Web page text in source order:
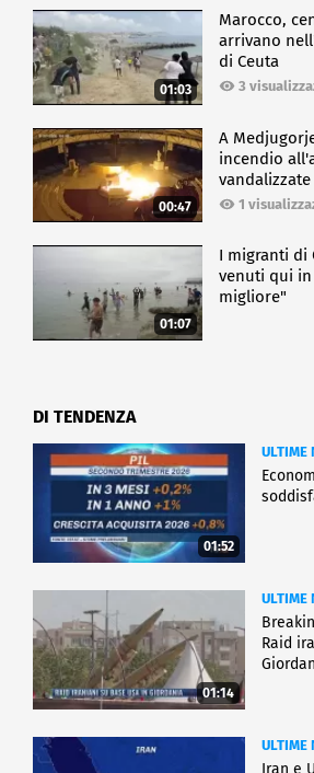
01:03
Marocco,
arrivano
di Ceuta
3
00:47
A
incendio
vandalizzate
1
01:07
I migranti di
venuti qui
migliore"
DI TENDENZA
01:52
ULTIME
01:14
ULTIME
Raid
ULTIME